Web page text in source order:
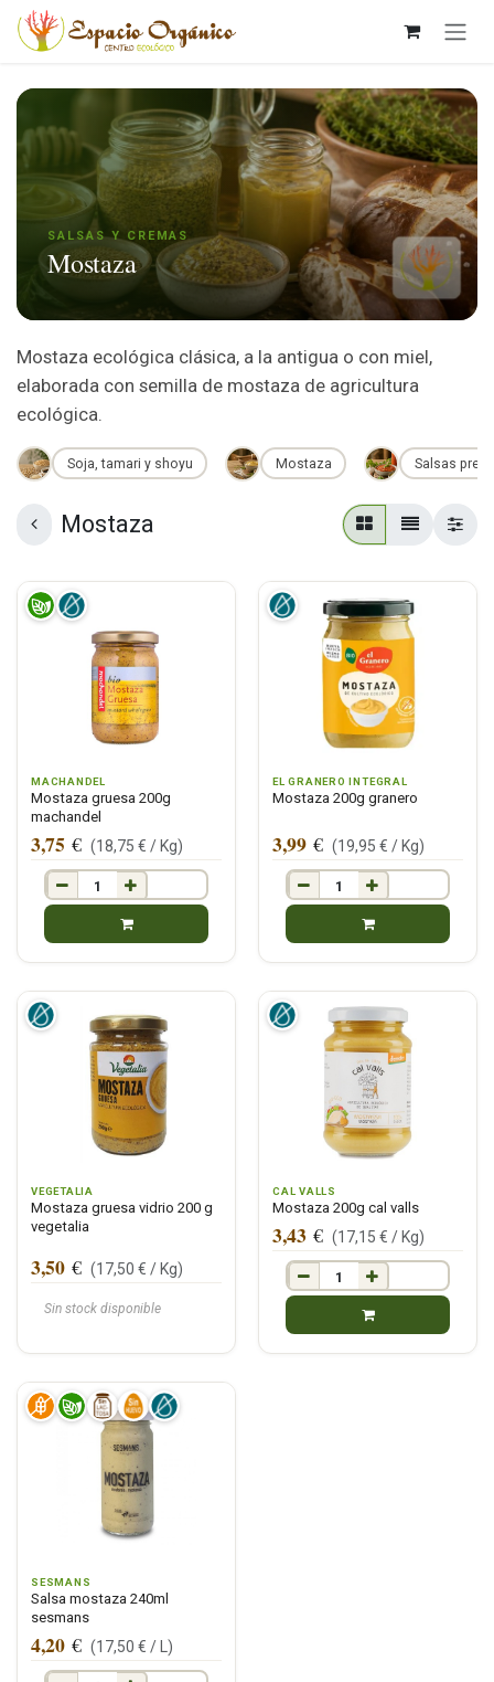
Ir al contenido
SALSAS Y CREMAS
Mostaza
Mostaza ecológica clásica, a la antigua o con miel,
elaborada con semilla de mostaza de agricultura
ecológica.
Soja, tamari y shoyu Mostaza Salsas
Mostaza
MACHANDEL
Mostaza gruesa 200g
machandel
3,75 € (18,75 € / Kg)
EL GRANERO INTEGRAL
Mostaza 200g granero
3,99 € (19,95 € / Kg)
VEGETALIA
Mostaza gruesa vidrio 200 g
vegetalia
Sin stock disponible
3,50 € (17,50 € / Kg)
CAL VALLS
Mostaza 200g cal valls
3,43 € (17,15 € / Kg)
SESMANS
Salsa mostaza 240ml
sesmans
4,20 € (17,50 € / )